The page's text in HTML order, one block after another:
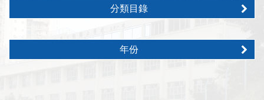
分類目錄
年份